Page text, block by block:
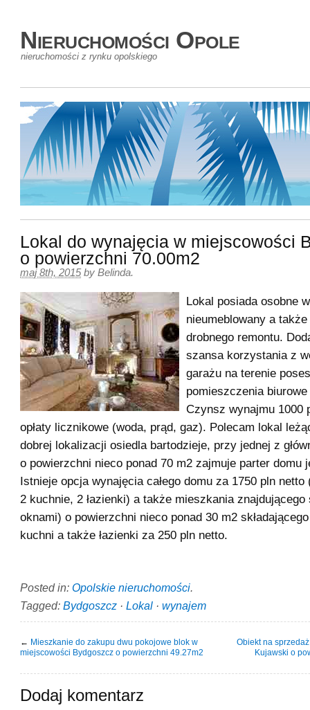
Nieruchomości Opole
nieruchomości z rynku opolskiego
Lokal do wynajęcia w miejscowości
o powierzchni 70.00m2
maj 8th, 2015 by Belinda.
Lokal posiada osobne
nieumeblowany a
drobnego remontu.
szansa korzystania z
garażu na terenie
pomieszczenia
Czynsz wynajmu 1000
opłaty licznikowe (woda, prąd, gaz). Polecam lokal
dobrej lokalizacji osiedla bartodzieje, przy jednej z
o powierzchni nieco ponad 70 m2 zajmuje parter domu
Istnieje opcja wynajęcia całego domu za 1750 pln
2 kuchnie, 2 łazienki) a także mieszkania
oknami) o powierzchni nieco ponad 30 m2
kuchni a także łazienki za 250 pln netto.
Posted in: Opolskie nieruchomości.
Tagged: Bydgoszcz · Lokal · wynajem
← Mieszkanie do zakupu dwu pokojowe blok w
miejscowości Bydgoszcz o powierzchni 49.27m2
Obiekt na
Kujawski o
Dodaj komentarz